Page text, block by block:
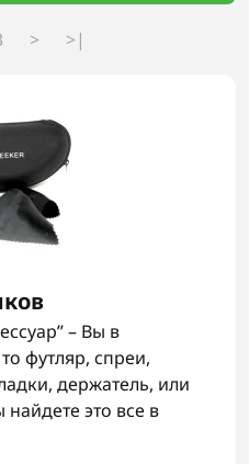
> >|
– Вы в
футляр, спреи,
держатель, или
найдете это все в